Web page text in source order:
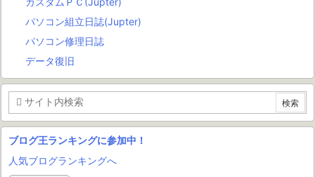
パソコン組立日誌(Jupter)
パソコン修理日誌
データ復旧
ブログ王ランキングに参加中！
人気ブログランキングへ